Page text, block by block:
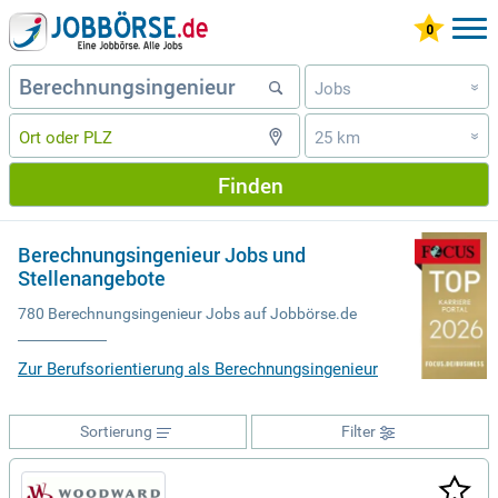
Jobs »
25 km »
Finden
Berechnungsingenieur Jobs und
Stellenangebote
780 Berechnungsingenieur Jobs auf Jobbörse.de
Zur Berufsorientierung als Berechnungsingenieur
Filter
Sortierung